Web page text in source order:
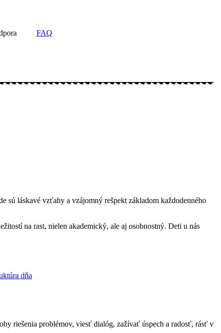
FAQ
sú láskavé vzťahy a vzájomný rešpekt základom každodenného
na rast, nielen akademický, ale aj osobnostný. Deti u nás
dňa
riešenia problémov, viesť dialóg, zažívať úspech a radosť, rásť v